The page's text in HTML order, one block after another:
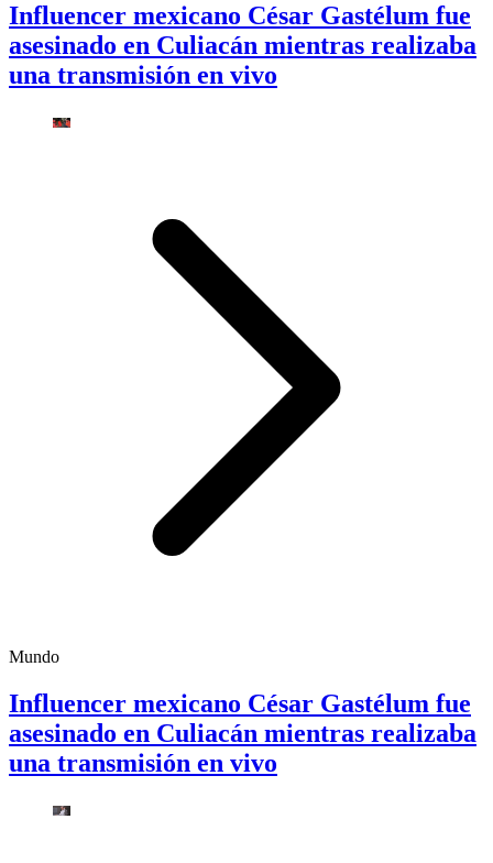
Influencer mexicano César Gastélum fue
asesinado en Culiacán mientras realizaba
una transmisión en vivo
Mundo
Influencer mexicano César Gastélum fue
asesinado en Culiacán mientras realizaba
una transmisión en vivo